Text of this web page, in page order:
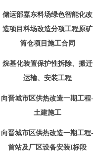
储运部嘉东料场绿色智能化改
造项目料场改造分项工程原矿
筒仓项目施工合同
烷基化装置保护性拆除、搬迁
运输、安装工程
向晋城市区供热改造一期工程-
土建施工
向晋城市区供热改造一期工程-
首站及厂区设备安装I标段